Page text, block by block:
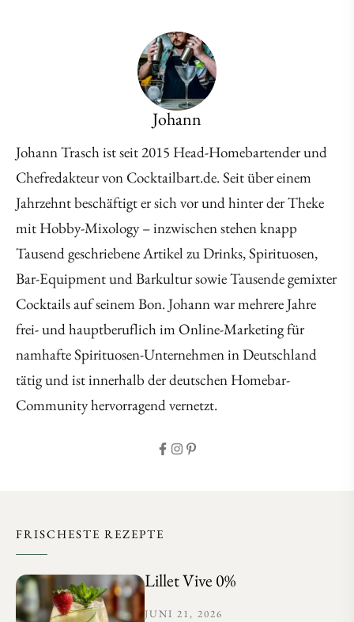
Johann
Johann Trasch ist seit 2015 Head-Homebartender und
Chefredakteur von Cocktailbart.de. Seit über einem
Jahrzehnt beschäftigt er sich vor und hinter der Theke
mit Hobby-Mixology – inzwischen stehen knapp
Tausend geschriebene Artikel zu Drinks, Spirituosen,
Bar-Equipment und Barkultur sowie Tausende gemixter
Cocktails auf seinem Bon. Johann war mehrere Jahre
frei- und hauptberuflich im Online-Marketing für
namhafte Spirituosen-Unternehmen in Deutschland
tätig und ist innerhalb der deutschen Homebar-
Community hervorragend vernetzt.
FRISCHESTE REZEPTE
Lillet Vive 0%
JUNI 21, 2026